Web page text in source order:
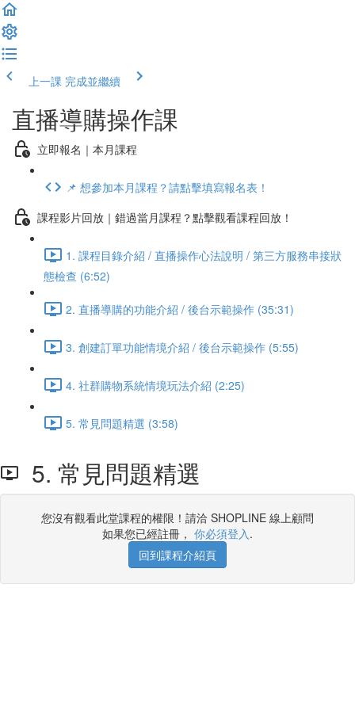
上一課 完成並繼續
直播導購操作課
立即報名｜本月課程
📌 想參加本月課程？請點擊填寫報名表！
課程影片回放｜錯過當月課程？點擊觀看課程回放！
1. 課程目錄介紹 / 直播操作心法說明 / 第三方服務串接狀
態檢查 (6:52)
2. 直播導購的功能介紹 / 後台示範操作 (35:31)
3. 創建訂單功能情境介紹 / 後台示範操作 (5:55)
4. 社群購物系統情境玩法介紹 (2:25)
5. 常見問題精選 (3:58)
5. 常見問題精選
您沒有觀看此堂課程的權限！請洽 SHOPLINE 線上顧問
如果您已經註冊， 你必須登入.
回到課程介紹頁